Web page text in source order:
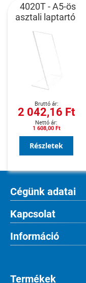
4020T - A5-ös
asztali laptartó
2 042,16 Ft
1 608,00 Ft
Részletek
Cégünk adatai
Kapcsolat
Információ
Termékek